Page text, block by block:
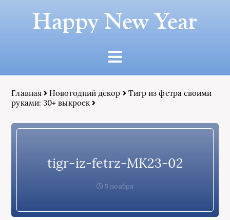
Happy New Year
Главная Новогодний декор
Тигр из фетра своими
руками: 30+ выкроек
tigr-iz-fetrz-MK23-02
5 ноября